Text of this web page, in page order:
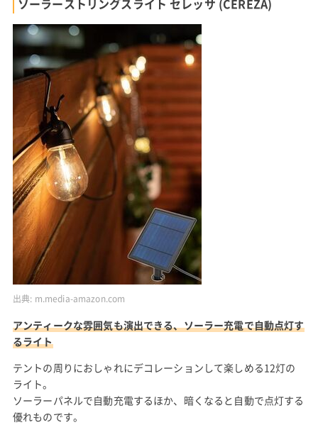
ソーラーストリングスライト セレッサ (CEREZA)
出典: m.media-amazon.com
アンティークな雰囲気も演出できる、ソーラー充電で自動点灯す
るライト
テントの周りにおしゃれにデコレーションして楽しめる12灯の
ライト。
ソーラーパネルで自動充電するほか、暗くなると自動で点灯する
優れものです。